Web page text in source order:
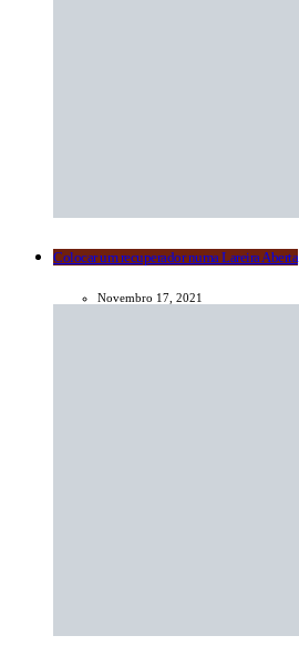
Colocar um recuperador numa Lareira Aberta
Novembro 17, 2021